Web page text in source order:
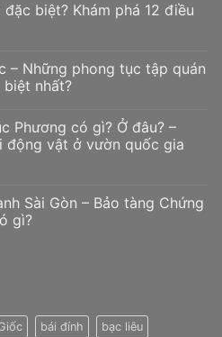
biệt? Khám phá 12 điều
– Những phong tục tập quán
biệt nhất?
Phương có gì? Ở đâu? –
động vật ở vườn quốc gia
Sài Gòn – Bảo tàng Chứng
gì?
bái đính bạc liêu